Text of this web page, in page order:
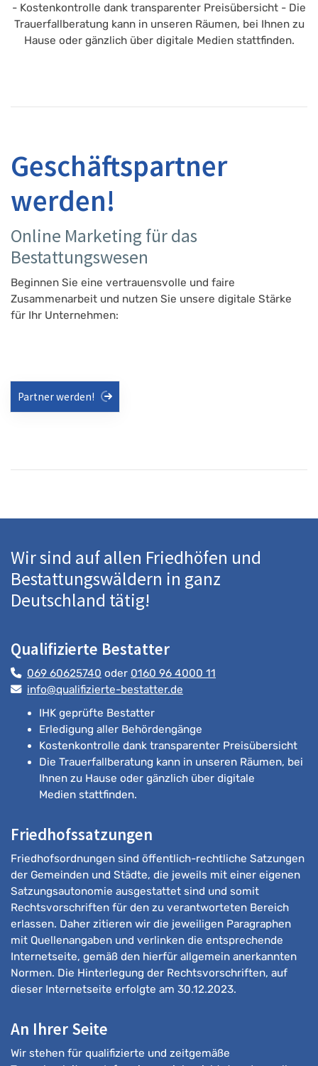
- Kostenkontrolle dank transparenter Preisübersicht - Die
Trauerfallberatung kann in unseren Räumen, bei Ihnen zu
Hause oder gänzlich über digitale Medien stattfinden.
Geschäftspartner
werden!
Online Marketing für das
Bestattungswesen
Beginnen Sie eine vertrauensvolle und faire
Zusammenarbeit und nutzen Sie unsere digitale Stärke
für Ihr Unternehmen:
Partner werden!
Wir sind auf allen Friedhöfen und
Bestattungswäldern in ganz
Deutschland tätig!
Qualifizierte Bestatter
069 60625740 oder 0160 96 4000 11
info@qualifizierte-bestatter.de
IHK geprüfte Bestatter
Erledigung aller Behördengänge
Kostenkontrolle dank transparenter Preisübersicht
Die Trauerfallberatung kann in unseren Räumen, bei
Ihnen zu Hause oder gänzlich über digitale
Medien stattfinden.
Friedhofssatzungen
Friedhofsordnungen sind öffentlich-rechtliche Satzungen
der Gemeinden und Städte, die jeweils mit einer eigenen
Satzungsautonomie ausgestattet sind und somit
Rechtsvorschriften für den zu verantworteten Bereich
erlassen. Daher zitieren wir die jeweiligen Paragraphen
mit Quellenangaben und verlinken die entsprechende
Internetseite, gemäß den hierfür allgemein anerkannten
Normen. Die Hinterlegung der Rechtsvorschriften, auf
dieser Internetseite erfolgte am 30.12.2023.
An Ihrer Seite
Wir stehen für qualifizierte und zeitgemäße